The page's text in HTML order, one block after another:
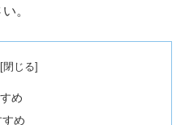
。
め
め